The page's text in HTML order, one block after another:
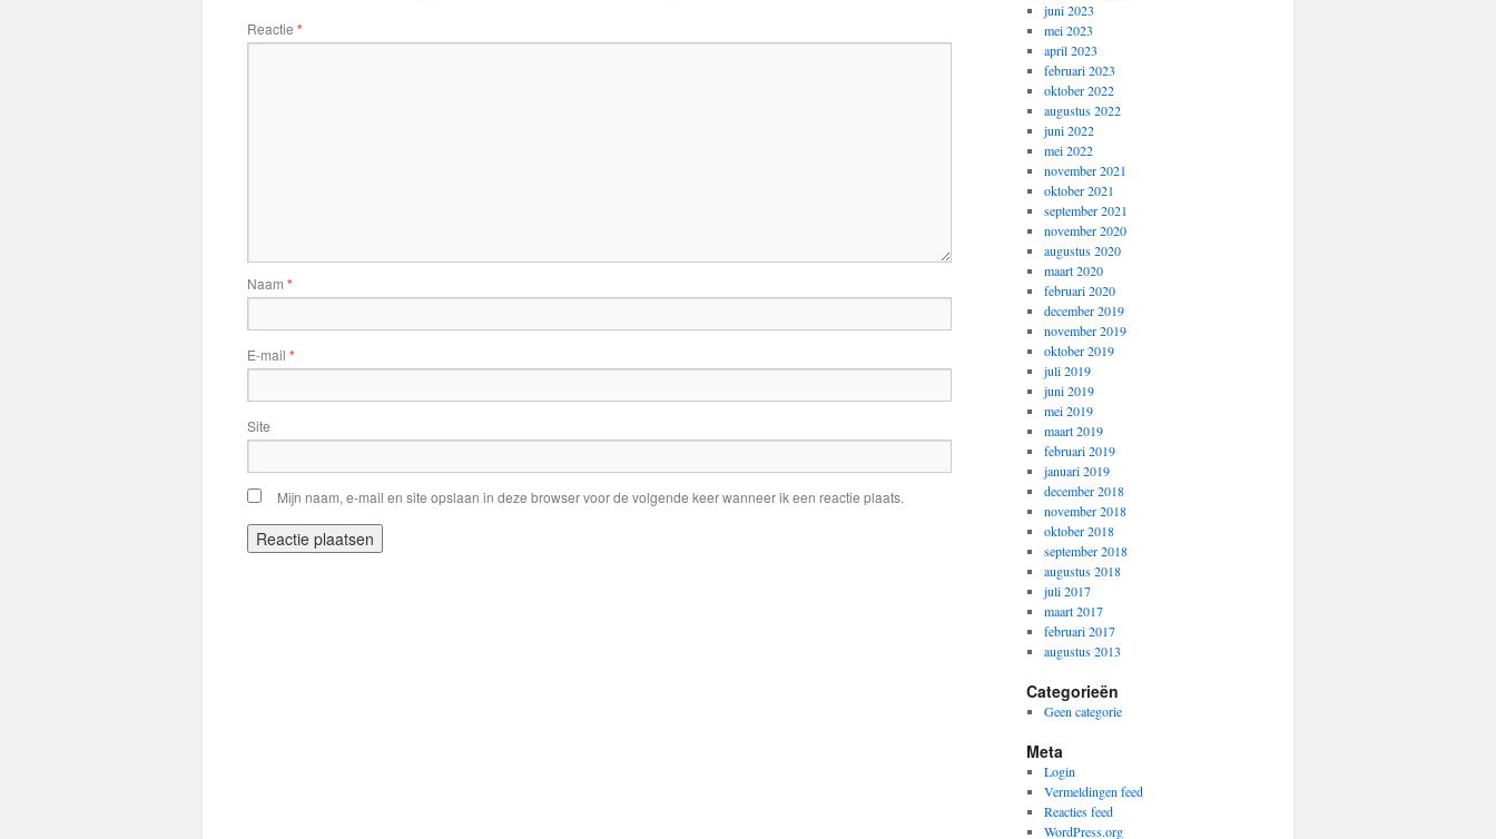
Reactie *
Naam *
E-mail *
Site
Mijn naam, e-mail en site opslaan in deze browser voor de volgende keer wanneer ik een reactie plaats.
juni 2023
mei 2023
april 2023
februari 2023
oktober 2022
augustus 2022
juni 2022
mei 2022
november 2021
oktober 2021
september 2021
november 2020
augustus 2020
maart 2020
februari 2020
december 2019
november 2019
oktober 2019
juli 2019
juni 2019
mei 2019
maart 2019
februari 2019
januari 2019
december 2018
november 2018
oktober 2018
september 2018
augustus 2018
juli 2017
maart 2017
februari 2017
augustus 2013
Categorieën
Geen categorie
Meta
Login
Vermeldingen feed
Reacties feed
WordPress.org